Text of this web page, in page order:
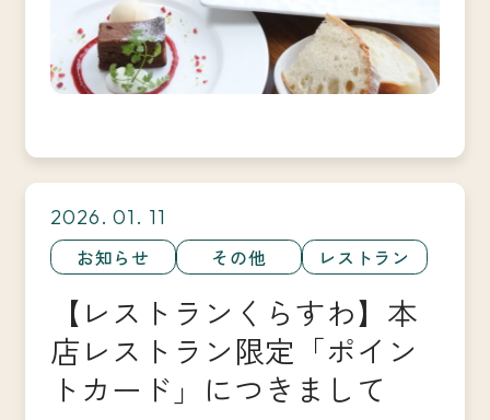
2026. 01. 11
お知らせ その他 レストラン
【レストランくらすわ】本
店レストラン限定「ポイン
トカード」につきまして